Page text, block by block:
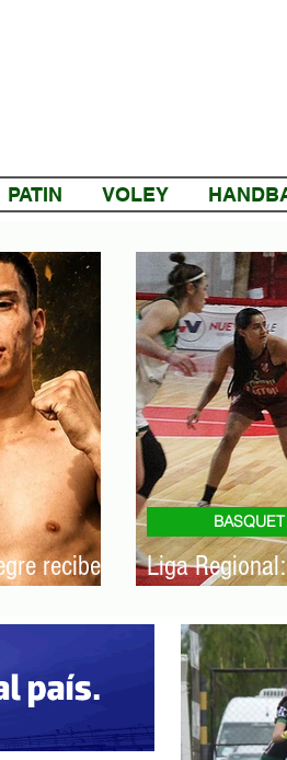
PATIN VOLEY
recibe
Liga
BASQUET